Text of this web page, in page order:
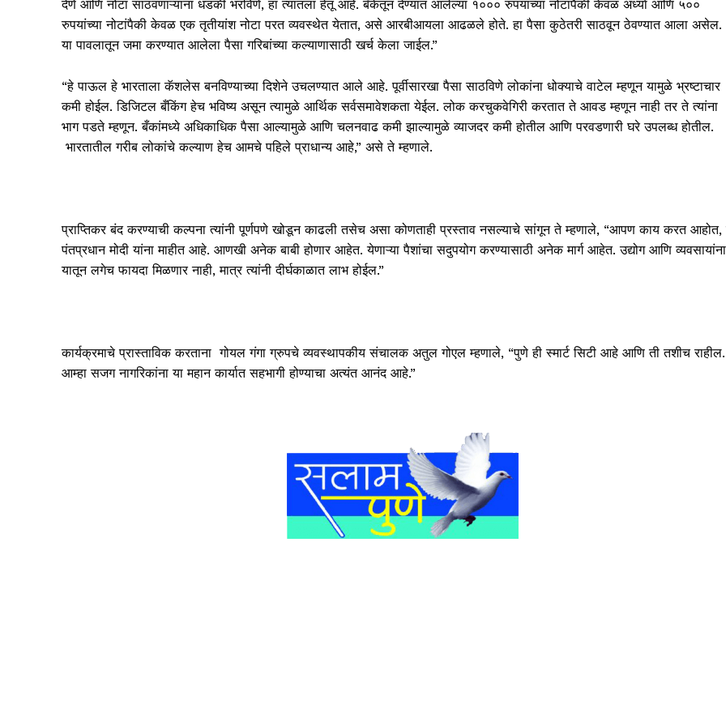
देणे आणि नोटा साठवणाऱ्यांना धडकी भरविणे, हा त्यातला हेतू आहे. बँकेतून देण्यात आलेल्या १००० रुपयांच्या नोटांपैकी केवळ अर्ध्या आणि ५००
रुपयांच्या नोटांपैकी केवळ एक तृतीयांश नोटा परत व्यवस्थेत येतात, असे आरबीआयला आढळले होते. हा पैसा कुठेतरी साठवून ठेवण्यात आला असेल.
या पावलातून जमा करण्यात आलेला पैसा गरिबांच्या कल्याणासाठी खर्च केला जाईल.”
“हे पाऊल हे भारताला कॅशलेस बनविण्याच्या दिशेने उचलण्यात आले आहे. पूर्वीसारखा पैसा साठविणे लोकांना धोक्याचे वाटेल म्हणून यामुळे भ्रष्टाचार
कमी होईल. डिजिटल बँकिंग हेच भविष्य असून त्यामुळे आर्थिक सर्वसमावेशकता येईल. लोक करचुकवेगिरी करतात ते आवड म्हणून नाही तर ते त्यांना
भाग पडते म्हणून. बँकांमध्ये अधिकाधिक पैसा आल्यामुळे आणि चलनवाढ कमी झाल्यामुळे व्याजदर कमी होतील आणि परवडणारी घरे उपलब्ध होतील.
भारतातील गरीब लोकांचे कल्याण हेच आमचे पहिले प्राधान्य आहे,” असे ते म्हणाले.
प्राप्तिकर बंद करण्याची कल्पना त्यांनी पूर्णपणे खोडून काढली तसेच असा कोणताही प्रस्ताव नसल्याचे सांगून ते म्हणाले, “आपण काय करत आहोत,
पंतप्रधान मोदी यांना माहीत आहे. आणखी अनेक बाबी होणार आहेत. येणाऱ्या पैशांचा सदुपयोग करण्यासाठी अनेक मार्ग आहेत. उद्योग आणि व्यवसायांना
यातून लगेच फायदा मिळणार नाही, मात्र त्यांनी दीर्घकाळात लाभ होईल.”
कार्यक्रमाचे प्रास्ताविक करताना गोयल गंगा ग्रुपचे व्यवस्थापकीय संचालक अतुल गोएल म्हणाले, “पुणे ही स्मार्ट सिटी आहे आणि ती तशीच राहील.
आम्हा सजग नागरिकांना या महान कार्यात सहभागी होण्याचा अत्यंत आनंद आहे.”